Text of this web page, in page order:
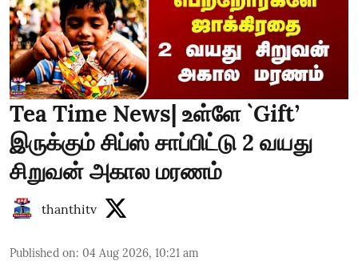
Tea Time News| உள்ளே `Gift’
இருக்கும் சிப்ஸ் சாப்பிட்டு 2 வயது
சிறுவன் அகால மரணம்
thanthitv
Published on: 04 Aug 2026, 10:21 am